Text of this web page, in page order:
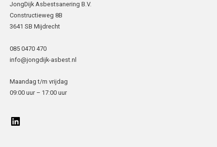
JongDijk Asbestsanering B.V.
Constructieweg 8B
3641 SB Mijdrecht
085 0470 470
info@jongdijk-asbest.nl
Maandag t/m vrijdag
09:00 uur – 17:00 uur